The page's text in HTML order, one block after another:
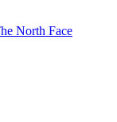
North Face